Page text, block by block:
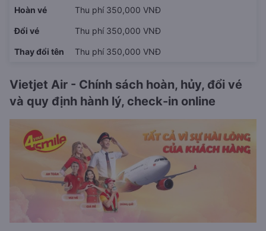
Hoàn vé Thu phí 350,000 VNĐ
Đổi vé Thu phí 350,000 VNĐ
Thay đổi tên Thu phí 350,000 VNĐ
Vietjet Air - Chính sách hoàn, hủy, đổi vé
và quy định hành lý, check-in online